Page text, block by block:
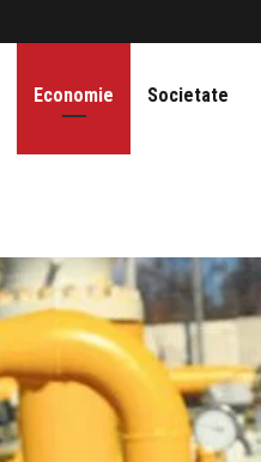
Economie Societate